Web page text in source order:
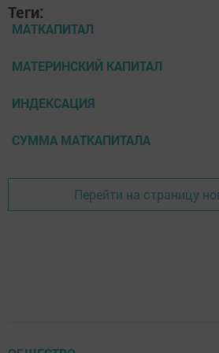
Теги:
МАТКАПИТАЛ
МАТЕРИНСКИЙ КАПИТАЛ
ИНДЕКСАЦИЯ
СУММА МАТКАПИТАЛА
Перейти на страницу